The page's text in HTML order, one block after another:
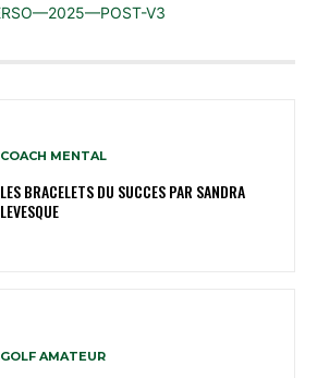
COACH MENTAL
LES BRACELETS DU SUCCES PAR SANDRA
LEVESQUE
GOLF AMATEUR